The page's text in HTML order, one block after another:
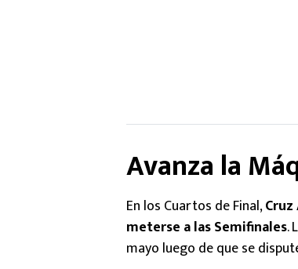
Avanza la
En los Cuartos de Final,
meterse a las Semifinales.
mayo luego de que se